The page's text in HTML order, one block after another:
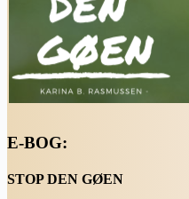
E-BOG:
STOP DEN GØEN